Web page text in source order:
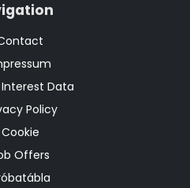
Data
Policy
Cookie
Offers